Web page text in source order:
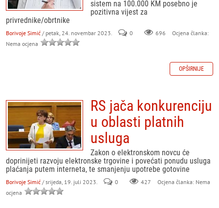
sistem na 100.000 KM posebno je
pozitivna vijest za
privrednike/obrtnike
Borivoje Simić / petak, 24. novembar 2023. 0 696
Ocjena članka:
Nema ocjena
OPŠIRNIJE
RS jača konkurenciju
u oblasti platnih
usluga
Zakon o elektronskom novcu će
doprinijeti razvoju elektronske trgovine i povećati ponudu usluga
plaćanja putem interneta, te smanjenju upotrebe gotovine
Borivoje Simić / srijeda, 19. juli 2023. 0 427
Ocjena članka: Nema
ocjena